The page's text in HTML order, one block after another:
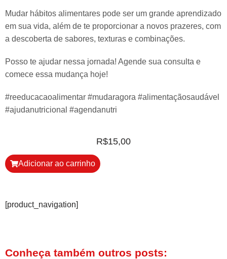
Mudar hábitos alimentares pode ser um grande aprendizado
em sua vida, além de te proporcionar a novos prazeres, com
a descoberta de sabores, texturas e combinações.
Posso te ajudar nessa jornada! Agende sua consulta e
comece essa mudança hoje!
#reeducacaoalimentar #mudaragora #alimentaçãosaudável
#ajudanutricional #agendanutri
R$15,00
Adicionar ao carrinho
[product_navigation]
Conheça também outros posts: